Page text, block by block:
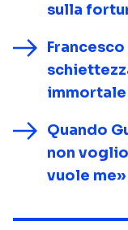
sulla
immortale
Quando
non
vuole me»